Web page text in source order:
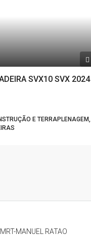
SVX10 SVX 2024
E TERRAPLENAGEM,
MRT-MANUEL RATAO